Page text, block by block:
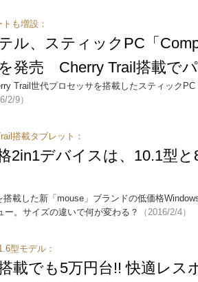
も増設：
ル、スティックPC「
発売 Cherry Trail搭載で
Trail世代プロセッサを搭載したスティック
2/9）
搭載タブレット：
2in1デバイスは、10.1型
載した新「mouse」ブランドの低価格
ー。サイズの違いで何が変わる？
（2016/2/4）
型モデル：
載でも5万円台!! 快適レス